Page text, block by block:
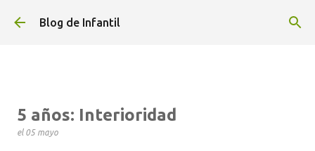
Ir al contenido principal
Blog de Infantil
5 años: Interioridad
el 05 mayo